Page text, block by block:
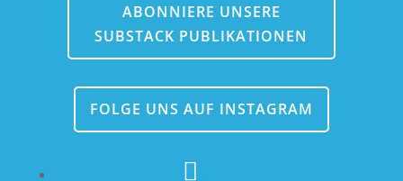
ABONNIERE UNSERE
SUBSTACK PUBLIKATIONEN
FOLGE UNS AUF INSTAGRAM